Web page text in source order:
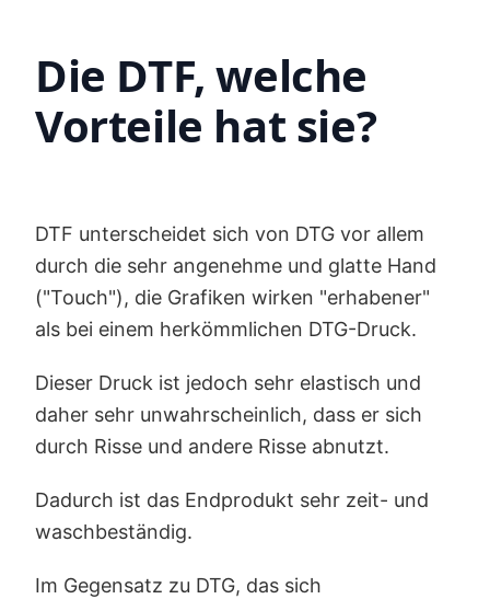
Die DTF, welche
Vorteile hat sie?
DTF unterscheidet sich von DTG vor allem
durch die sehr angenehme und glatte Hand
("Touch"), die Grafiken wirken "erhabener"
als bei einem herkömmlichen DTG-Druck.
Dieser Druck ist jedoch sehr elastisch und
daher sehr unwahrscheinlich, dass er sich
durch Risse und andere Risse abnutzt.
Dadurch ist das Endprodukt sehr zeit- und
waschbeständig.
Im Gegensatz zu DTG, das sich